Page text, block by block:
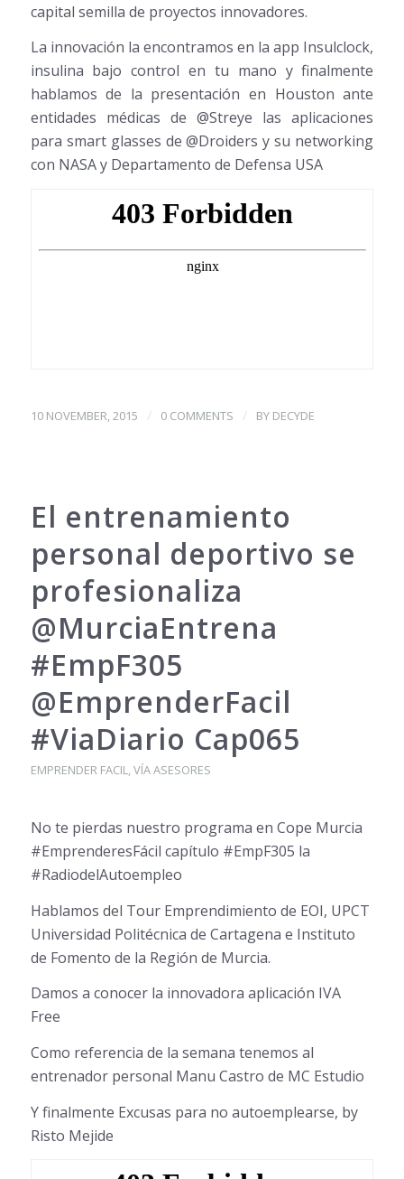
capital semilla de proyectos innovadores.
La innovación la encontramos en la app Insulclock,
insulina bajo control en tu mano y finalmente
hablamos de la presentación en Houston ante
entidades médicas de @Streye las aplicaciones
para smart glasses de @Droiders y su networking
con NASA y Departamento de Defensa USA
10 NOVEMBER, 2015 / 0 COMMENTS / BY DECYDE
El entrenamiento
personal deportivo se
profesionaliza
@MurciaEntrena
#EmpF305
@EmprenderFacil
#ViaDiario Cap065
EMPRENDER FACIL,VÍA ASESORES
No te pierdas nuestro programa en Cope Murcia
#EmprenderesFácil capítulo #EmpF305 la
#RadiodelAutoempleo
Hablamos del Tour Emprendimiento de EOI, UPCT
Universidad Politécnica de Cartagena e Instituto
de Fomento de la Región de Murcia.
Damos a conocer la innovadora aplicación IVA
Free
Como referencia de la semana tenemos al
entrenador personal Manu Castro de MC Estudio
Y finalmente Excusas para no autoemplearse, by
Risto Mejide